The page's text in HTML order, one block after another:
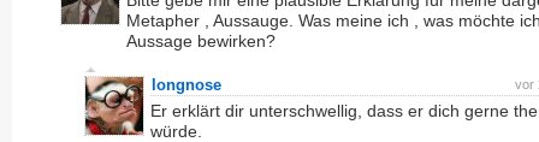
Metapher , Aussauge. Was meine ich , was möchte
Aussage bewirken?
vor
longnose
Er erklärt dir unterschwellig, dass er dich gerne
würde.